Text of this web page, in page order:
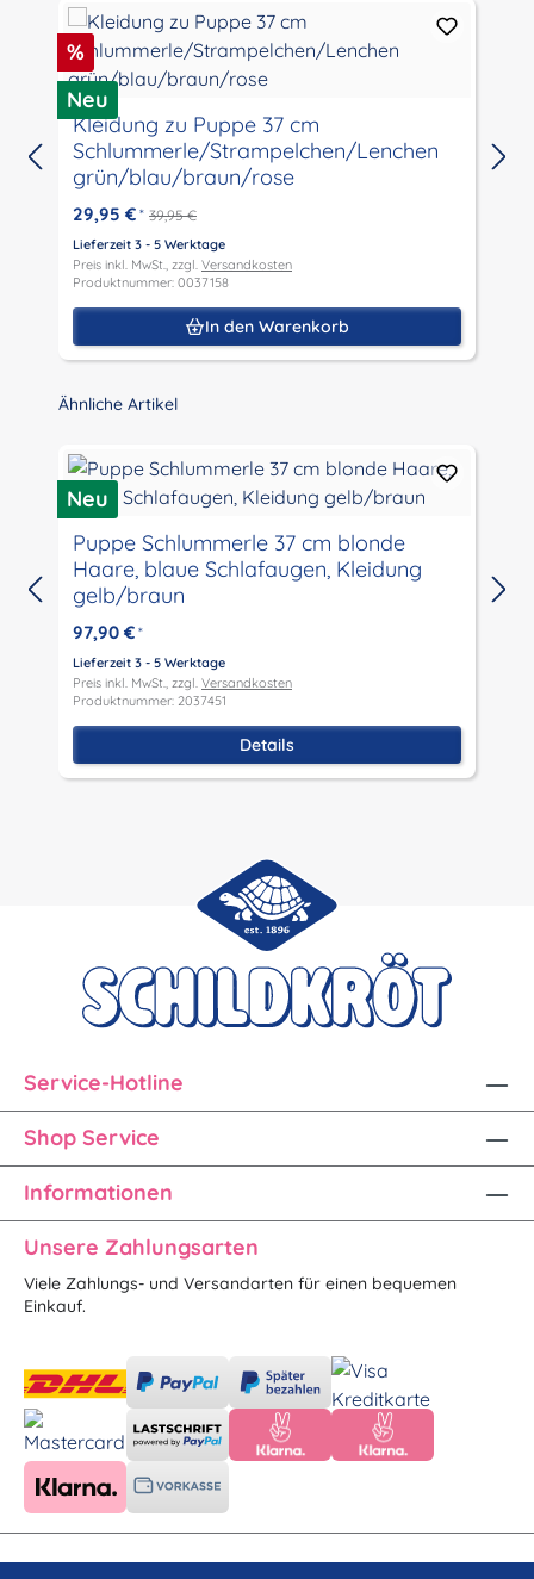
Rabatt
%
Neu
Kleidung zu Puppe 37 cm
Schlummerle/Strampelchen/Lenchen
grün/blau/braun/rose
29,95 € * 39,95 €
Lieferzeit 3 - 5 Werktage
Preis inkl. MwSt., zzgl. Versandkosten
Produktnummer: 0037158
In den Warenkorb
Produktgalerie überspringen
Ähnliche Artikel
Neu
Puppe Schlummerle 37 cm blonde
Haare, blaue Schlafaugen, Kleidung
gelb/braun
97,90 € *
Lieferzeit 3 - 5 Werktage
Preis inkl. MwSt., zzgl. Versandkosten
Produktnummer: 2037451
Details
Service-Hotline
Shop Service
Informationen
Unsere Zahlungsarten
Viele Zahlungs- und Versandarten für einen bequemen
Einkauf.